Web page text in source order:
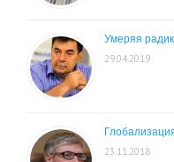
Умеряя
29.04.2019
23.11.2018